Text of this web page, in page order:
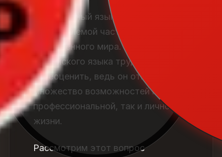
Иностранный язык уже давно стал
неотъемлемой частью
современного мира.Важность
английского языка трудно
переоценить, ведь он открывает
множество возможностей как в
профессиональной, так и личной
жизни.
Рассмотрим этот вопрос